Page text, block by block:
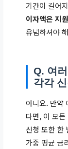
기간이 길어
이자액은 지
유념하셔야
Q. 여
각각
아니요. 만약
다면, 이 모
신청 또한 한
가중 평균 금